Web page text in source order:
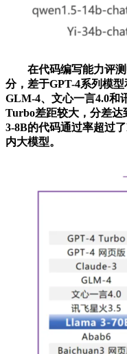
在代码编写能力评测
分，差于GPT-4系列模
GLM-4、文心一言4.0和
Turbo差距较大，分差达
3-8B的代码通过率超过
内大模型。